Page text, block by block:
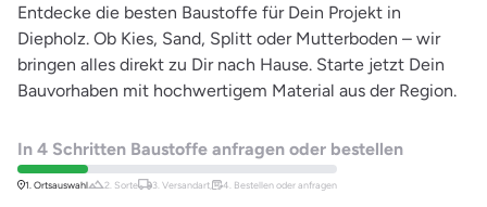
Entdecke die besten Baustoffe für Dein Projekt in
Diepholz. Ob Kies, Sand, Splitt oder Mutterboden – wir
bringen alles direkt zu Dir nach Hause. Starte jetzt Dein
Bauvorhaben mit hochwertigem Material aus der Region.
In 4 Schritten Baustoffe anfragen oder bestellen
1. Ortsauswahl 2. Sorte 3. Versandart, 4. Bestellen oder anfragen